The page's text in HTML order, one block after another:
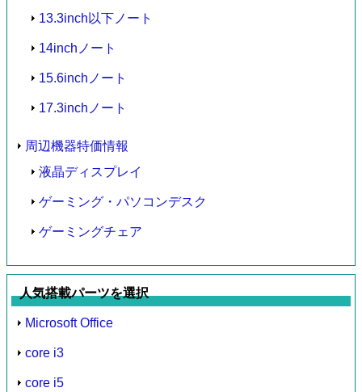
13.3inch以下ノート
14inchノート
15.6inchノート
17.3inchノート
周辺機器特価情報
液晶ディスプレイ
ゲーミング・パソコンデスク
ゲーミングチェア
人気搭載パーツを選択
Microsoft Office
core i3
core i5